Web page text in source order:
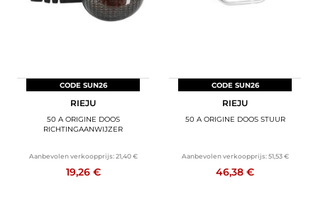
CODE SUN26
RIEJU
50 A ORIGINE DOOS
RICHTINGAANWIJZER
Aanbevolen verkoopprijs: 21,40 €
19,26 €
CODE SUN26
RIEJU
50 A ORIGINE DOOS STUUR
Aanbevolen verkoopprijs: 51,53 €
46,38 €